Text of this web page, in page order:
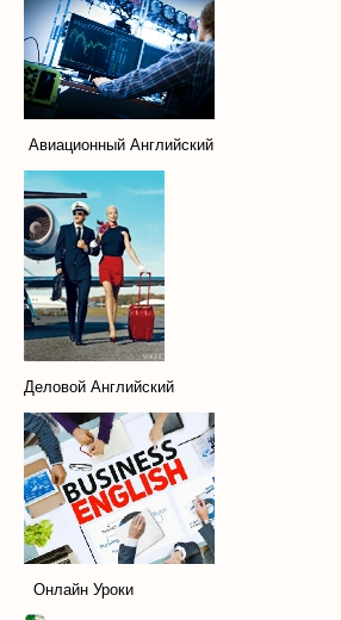
Авиационный Английский
Деловой Английский
Онлайн Уроки